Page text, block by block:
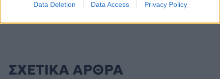
Data Deletion Data Access Privacy Policy
ΣΧΕΤΙΚΑ ΑΡΘΡΑ